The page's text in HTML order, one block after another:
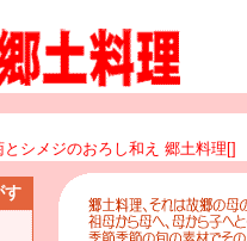
とシメジのおろし和え 郷土料理[]
す